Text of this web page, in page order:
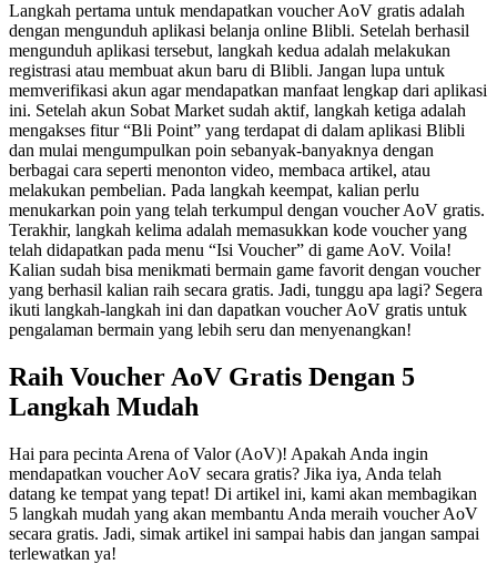
Langkah pertama untuk mendapatkan voucher AoV gratis adalah
dengan mengunduh aplikasi belanja online Blibli. Setelah berhasil
mengunduh aplikasi tersebut, langkah kedua adalah melakukan
registrasi atau membuat akun baru di Blibli. Jangan lupa untuk
memverifikasi akun agar mendapatkan manfaat lengkap dari aplikasi
ini. Setelah akun Sobat Market sudah aktif, langkah ketiga adalah
mengakses fitur “Bli Point” yang terdapat di dalam aplikasi Blibli
dan mulai mengumpulkan poin sebanyak-banyaknya dengan
berbagai cara seperti menonton video, membaca artikel, atau
melakukan pembelian. Pada langkah keempat, kalian perlu
menukarkan poin yang telah terkumpul dengan voucher AoV gratis.
Terakhir, langkah kelima adalah memasukkan kode voucher yang
telah didapatkan pada menu “Isi Voucher” di game AoV. Voila!
Kalian sudah bisa menikmati bermain game favorit dengan voucher
yang berhasil kalian raih secara gratis. Jadi, tunggu apa lagi? Segera
ikuti langkah-langkah ini dan dapatkan voucher AoV gratis untuk
pengalaman bermain yang lebih seru dan menyenangkan!
Raih Voucher AoV Gratis Dengan 5
Langkah Mudah
Hai para pecinta Arena of Valor (AoV)! Apakah Anda ingin
mendapatkan voucher AoV secara gratis? Jika iya, Anda telah
datang ke tempat yang tepat! Di artikel ini, kami akan membagikan
5 langkah mudah yang akan membantu Anda meraih voucher AoV
secara gratis. Jadi, simak artikel ini sampai habis dan jangan sampai
terlewatkan ya!